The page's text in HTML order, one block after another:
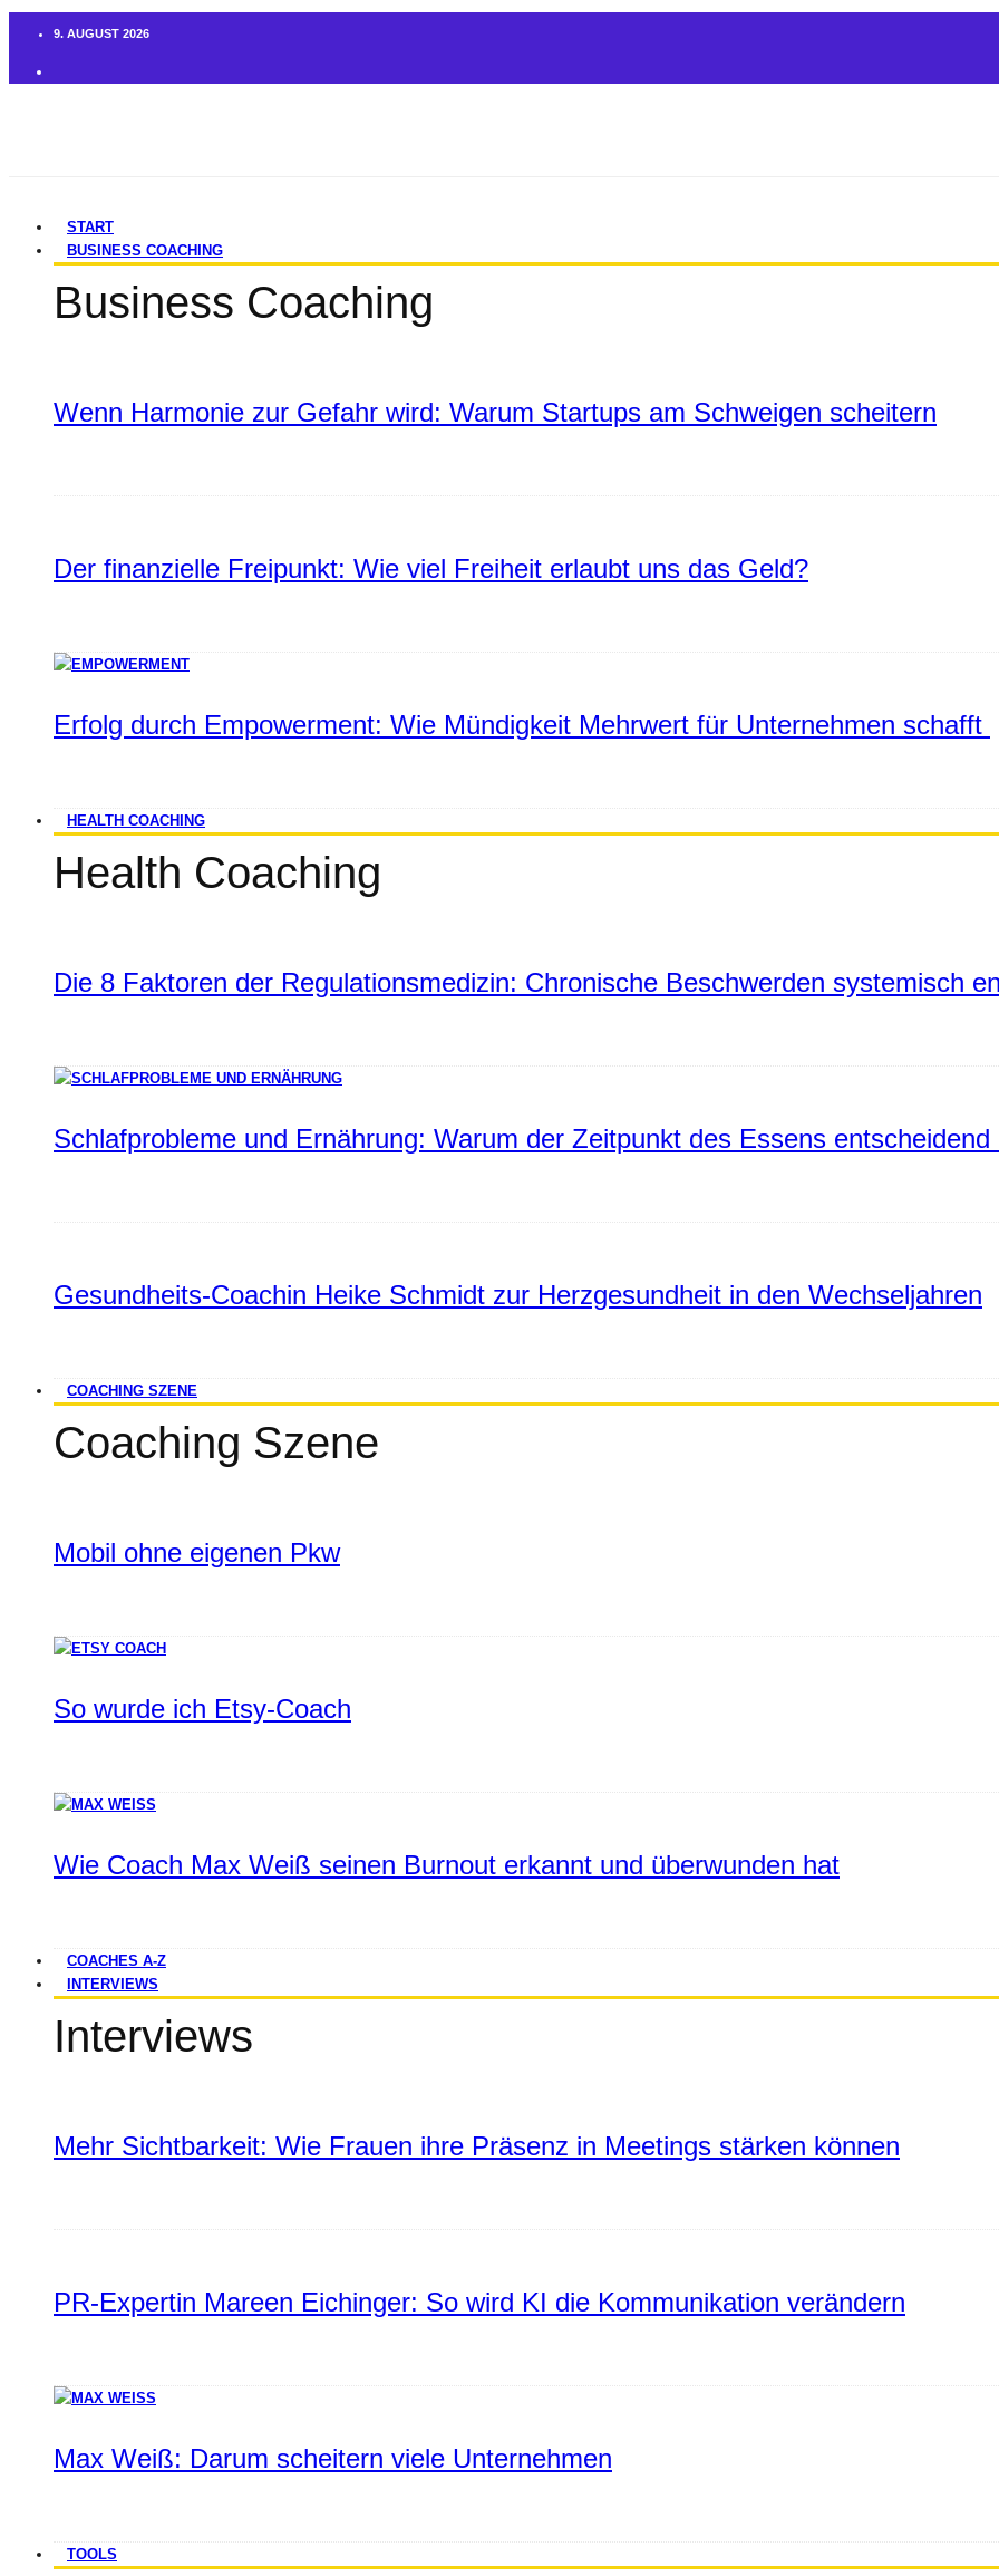
9. AUGUST 2026
START
BUSINESS COACHING
Business Coaching
Wenn Harmonie zur Gefahr wird: Warum Startups am Schweigen scheitern
Der finanzielle Freipunkt: Wie viel Freiheit erlaubt uns das Geld?
Erfolg durch Empowerment: Wie Mündigkeit Mehrwert für Unternehmen schafft
HEALTH COACHING
Health Coaching
Die 8 Faktoren der Regulationsmedizin: Chronische Beschwerden systemisch
Schlafprobleme und Ernährung: Warum der Zeitpunkt des Essens entscheidend
Gesundheits-Coachin Heike Schmidt zur Herzgesundheit in den Wechseljahren
COACHING SZENE
Coaching Szene
Mobil ohne eigenen Pkw
So wurde ich Etsy-Coach
Wie Coach Max Weiß seinen Burnout erkannt und überwunden hat
COACHES A-Z
INTERVIEWS
Interviews
Mehr Sichtbarkeit: Wie Frauen ihre Präsenz in Meetings stärken können
PR-Expertin Mareen Eichinger: So wird KI die Kommunikation verändern
Max Weiß: Darum scheitern viele Unternehmen
TOOLS